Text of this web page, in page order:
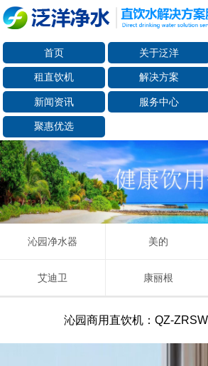
首页 关于泛洋
租直饮机 解决方案
新闻资讯 服务中心
聚惠优选
沁园净水器 美的
艾迪卫 康丽根
沁园商用直饮机：QZ-